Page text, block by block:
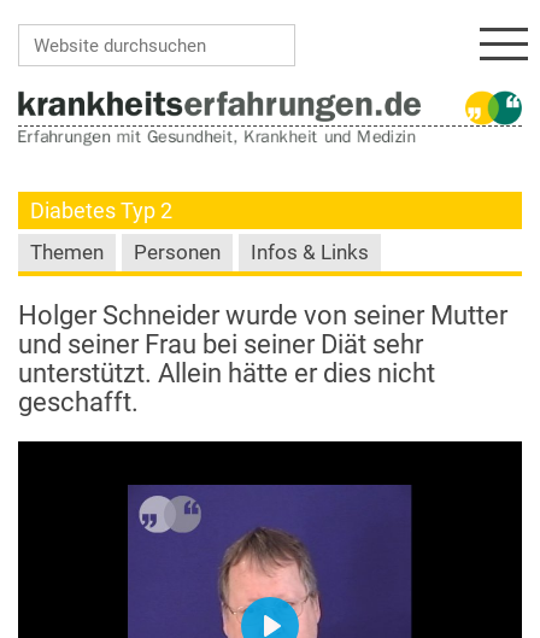
Diabetes Typ 2
Themen Personen Infos & Links
Holger Schneider wurde von seiner Mutter
und seiner Frau bei seiner Diät sehr
unterstützt. Allein hätte er dies nicht
geschafft.